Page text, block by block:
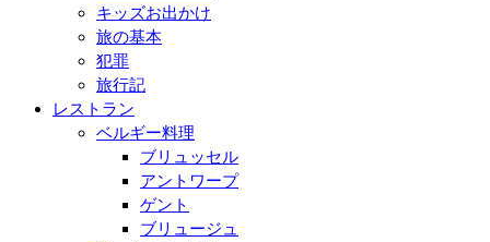
キッズお出かけ
旅の基本
犯罪
旅行記
レストラン
ベルギー料理
ブリュッセル
アントワープ
ゲント
ブリュージュ